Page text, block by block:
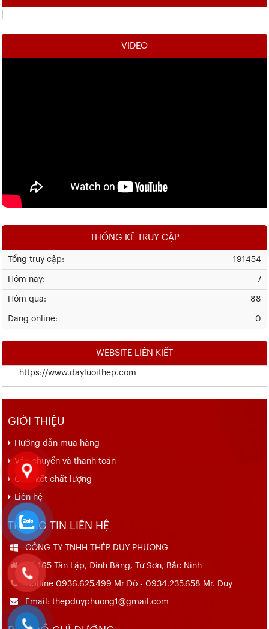
VIDEO
THỐNG KÊ TRUY CẬP
191454
Tổng truy cập:
7
Hôm nay:
88
Hôm qua:
0
Đang online:
WEBSITE LIÊN KIẾT
https://www.dayluoithep.com
GIỚI THIỆU
Hướng dẫn mua hàng
Vận chuyển và thanh toán
Cam kết chất lượng
Liên hệ
THÔNG TIN LIÊN HỆ
CÔNG TY TNHH THÉP DUY PHƯƠNG
Số 165 Tân Lập, Đình Bảng, Từ Sơn, Bắc Ninh
Hotline 0936.625.499 Mr Đô - 0934.235.658 Mr. Duy
Email: thepduyphuong1@gmail.com